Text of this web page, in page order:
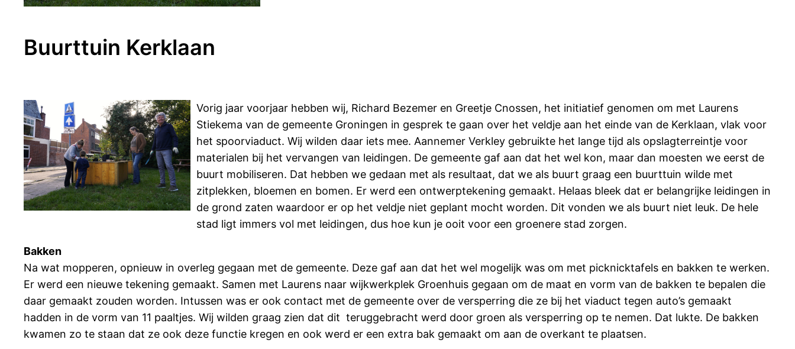
Buurttuin Kerklaan
Vorig jaar voorjaar hebben wij, Richard Bezemer en Greetje Cnossen, het initiatief genomen om met Laurens
Stiekema van de gemeente Groningen in gesprek te gaan over het veldje aan het einde van de Kerklaan, vlak voor
het spoorviaduct. Wij wilden daar iets mee. Aannemer Verkley gebruikte het lange tijd als opslagterreintje voor
materialen bij het vervangen van leidingen. De gemeente gaf aan dat het wel kon, maar dan moesten we eerst de
buurt mobiliseren. Dat hebben we gedaan met als resultaat, dat we als buurt graag een buurttuin wilde met
zitplekken, bloemen en bomen. Er werd een ontwerptekening gemaakt. Helaas bleek dat er belangrijke leidingen in
de grond zaten waardoor er op het veldje niet geplant mocht worden. Dit vonden we als buurt niet leuk. De hele
stad ligt immers vol met leidingen, dus hoe kun je ooit voor een groenere stad zorgen.
Bakken
Na wat mopperen, opnieuw in overleg gegaan met de gemeente. Deze gaf aan dat het wel mogelijk was om met picknicktafels en bakken te werken.
Er werd een nieuwe tekening gemaakt. Samen met Laurens naar wijkwerkplek Groenhuis gegaan om de maat en vorm van de bakken te bepalen die
daar gemaakt zouden worden. Intussen was er ook contact met de gemeente over de versperring die ze bij het viaduct tegen auto’s gemaakt
hadden in de vorm van 11 paaltjes. Wij wilden graag zien dat dit teruggebracht werd door groen als versperring op te nemen. Dat lukte. De bakken
kwamen zo te staan dat ze ook deze functie kregen en ook werd er een extra bak gemaakt om aan de overkant te plaatsen.